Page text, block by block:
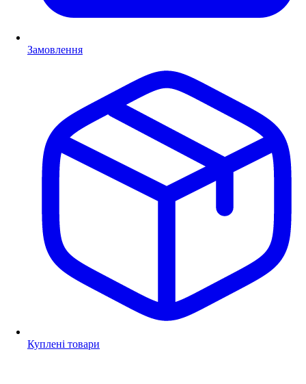
Замовлення
Куплені товари